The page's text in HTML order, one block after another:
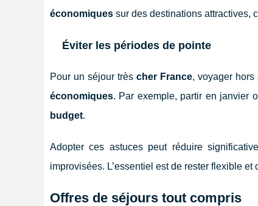
économiques sur des destinations attractives,
Éviter les périodes de pointe
Pour un séjour très cher France, voyager
économiques. Par exemple, partir en janvier
budget.
Adopter ces astuces peut réduire
improvisées. L’essentiel est de rester flexible et
Offres de séjours tout compris